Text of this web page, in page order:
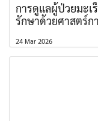
การดูแลผู้ป่วยมะเ
รักษาด้วยศาสตร์
24 Mar 2026